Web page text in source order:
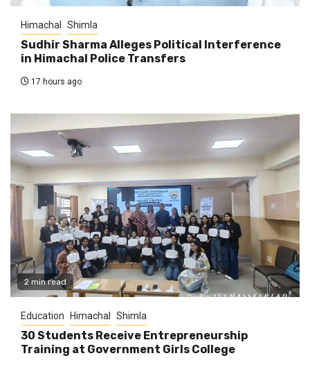
Himachal Shimla
Sudhir Sharma Alleges Political Interference
in Himachal Police Transfers
17 hours ago
2 min read
Education Himachal Shimla
30 Students Receive Entrepreneurship
Training at Government Girls College